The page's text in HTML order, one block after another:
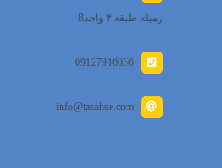
رمیله طبقه ۴ واحد8
09127916036
info@tasahse.com